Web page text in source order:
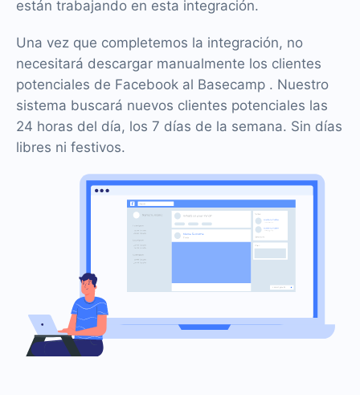
están trabajando en esta integración.
Una vez que completemos la integración, no
necesitará descargar manualmente los clientes
potenciales de Facebook al Basecamp . Nuestro
sistema buscará nuevos clientes potenciales las
24 horas del día, los 7 días de la semana. Sin días
libres ni festivos.